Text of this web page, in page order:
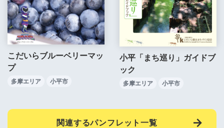
こだいらブルーベリーマッ
プ
多摩エリア 小平市
小平「まち巡り」ガイドブ
ック
多摩エリア 小平市
関連するパンフレット一覧